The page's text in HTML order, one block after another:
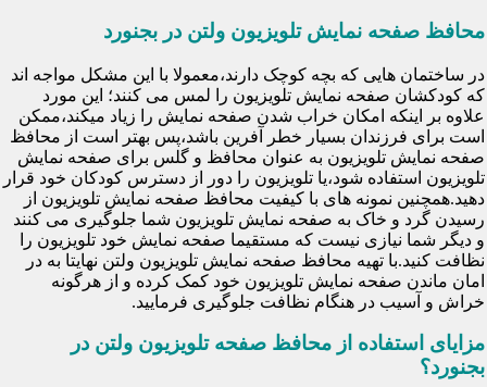
محافظ صفحه نمایش تلویزیون ولتن در بجنورد
در ساختمان هایی که بچه کوچک دارند،معمولا با این مشکل مواجه اند
که کودکشان صفحه نمایش تلویزیون را لمس می کنند؛ این مورد
علاوه بر اینکه امکان خراب شدن صفحه نمایش را زیاد میکند،ممکن
است برای فرزندان بسیار خطر آفرین باشد،پس بهتر است از محافظ
صفحه نمایش تلویزیون به عنوان محافظ و گلس برای صفحه نمایش
تلویزیون استفاده شود،یا تلویزیون را دور از دسترس کودکان خود قرار
دهید.همچنین نمونه های با کیفیت محافظ صفحه نمایش تلویزیون از
رسیدن گرد و خاک به صفحه نمایش تلویزیون شما جلوگیری می کنند
و دیگر شما نیازی نیست که مستقیما صفحه نمایش خود تلویزیون را
نظافت کنید.با تهیه محافظ صفحه نمایش تلویزیون ولتن نهایتا به در
امان ماندن صفحه نمایش تلویزیون خود کمک کرده و از هرگونه
خراش و آسیب در هنگام نظافت جلوگیری فرمایید.
مزایای استفاده از محافظ صفحه تلویزیون ولتن در
بجنورد؟